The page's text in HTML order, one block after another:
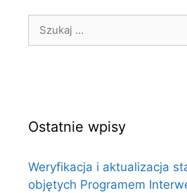
Ostatnie wpisy
Weryfikacja i aktualizacja
objętych Programem